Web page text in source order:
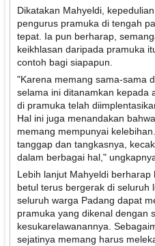
Dikatakan Mahyeldi,
pengurus pramuka di tengah
tepat. Ia pun berharap,
keikhlasan daripada pramuka
contoh bagi siapapun.
"Karena memang sama-sama
selama ini ditanamkan kepada
di pramuka telah
Hal ini juga menandakan
memang mempunyai
tanggap dan tangkasnya,
dalam berbagai hal,"
Lebih lanjut Mahyeldi
betul terus bergerak di seluruh
seluruh warga Padang dapat
pramuka yang dikenal dengan
kesukarelawanannya.
sejatinya memang harus